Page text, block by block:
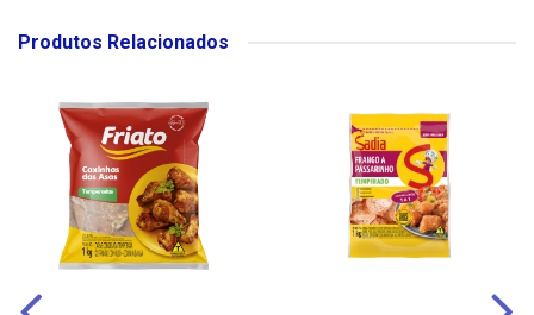
Produtos Relacionados